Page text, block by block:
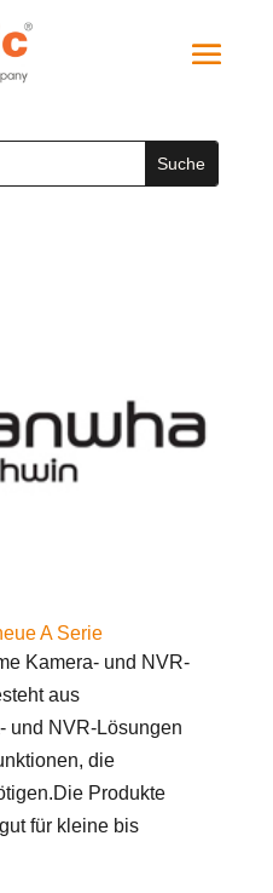
A Serie
Kamera- und NVR-
aus
und NVR-Lösungen
die
Produkte
für kleine bis